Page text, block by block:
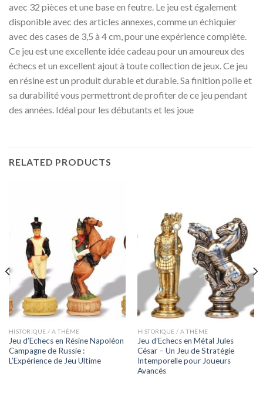
avec 32 pièces et une base en feutre. Le jeu est également
disponible avec des articles annexes, comme un échiquier
avec des cases de 3,5 à 4 cm, pour une expérience complète.
Ce jeu est une excellente idée cadeau pour un amoureux des
échecs et un excellent ajout à toute collection de jeux. Ce jeu
en résine est un produit durable et durable. Sa finition polie et
sa durabilité vous permettront de profiter de ce jeu pendant
des années. Idéal pour les débutants et les joue
RELATED PRODUCTS
HISTORIQUE / A THÈME
Jeu d’Echecs en Résine Napoléon
Campagne de Russie :
L’Expérience de Jeu Ultime
HISTORIQUE / A THÈME
Jeu d’Echecs en Métal Jules
César – Un Jeu de Stratégie
Intemporelle pour Joueurs
Avancés